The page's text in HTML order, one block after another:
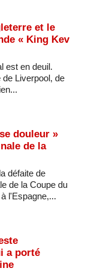
et le
« King Kev
est en deuil.
Liverpool, de
douleur »
de la
défaite de
de la Coupe du
l'Espagne,...
a porté